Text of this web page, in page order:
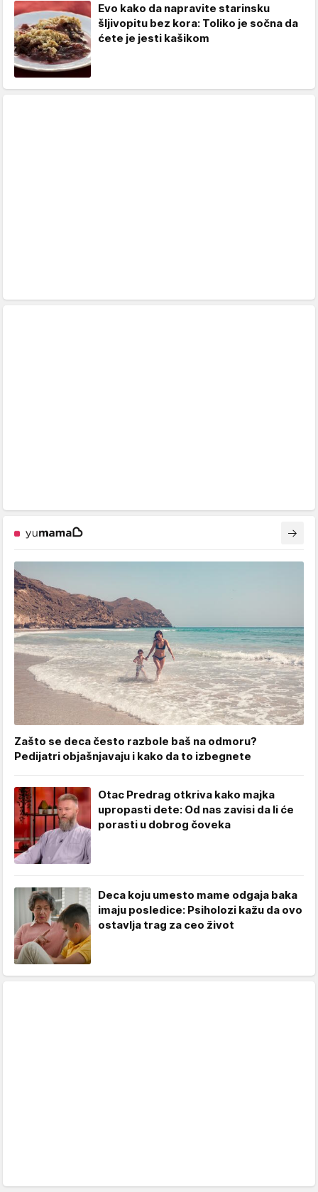
Evo kako da napravite starinsku
šljivopitu bez kora: Toliko je sočna da
ćete je jesti kašikom
Zašto se deca često razbole baš na odmoru?
Pedijatri objašnjavaju i kako da to izbegnete
Otac Predrag otkriva kako majka
upropasti dete: Od nas zavisi da li će
porasti u dobrog čoveka
Deca koju umesto mame odgaja baka
imaju posledice: Psiholozi kažu da ovo
ostavlja trag za ceo život